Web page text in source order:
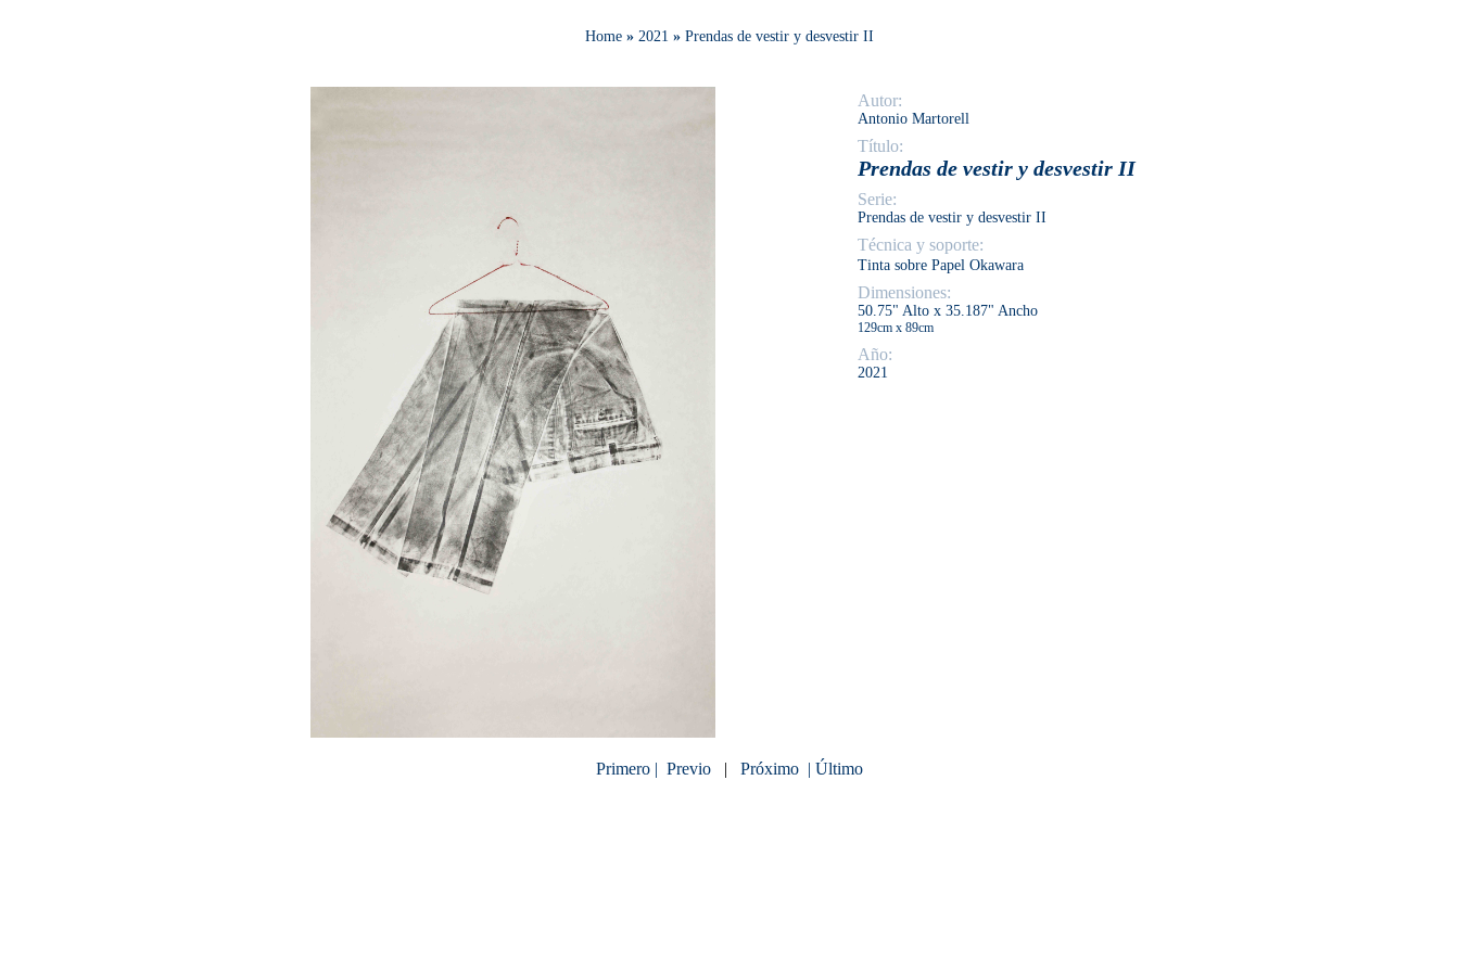
Home » 2021 » Prendas de vestir y desvestir II
Autor:
Antonio Martorell
Título:
Prendas de vestir y desvestir II
Serie:
Prendas de vestir y desvestir II
Técnica y soporte:
Tinta sobre Papel Okawara
Dimensiones:
50.75" Alto x 35.187" Ancho
129cm x 89cm
Año:
2021
Primero | Previo | Próximo | Último